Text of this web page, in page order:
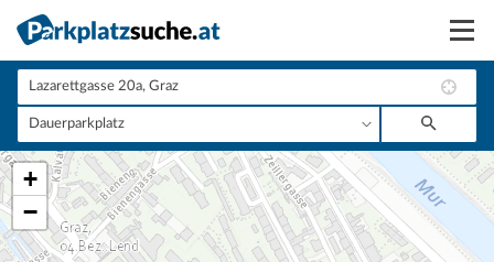
Suchen
Vermieten
Anmelden
+
−